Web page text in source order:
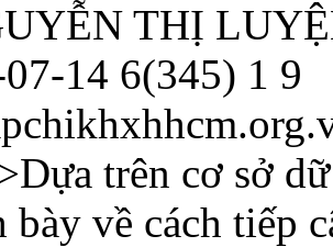
THỊ
14 6(345) 1 9
trên cơ sở
về cách tiếp